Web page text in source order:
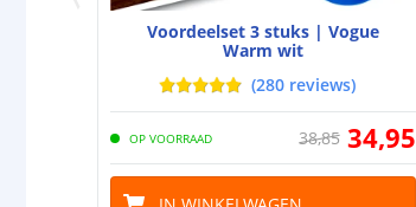
Voordeelset 3 stuks | Vogue
Warm wit
(280 reviews)
OP VOORRAAD 38,85 34,95